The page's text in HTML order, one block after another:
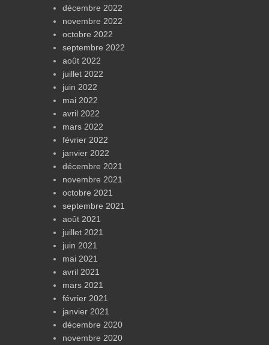
décembre 2022
novembre 2022
octobre 2022
septembre 2022
août 2022
juillet 2022
juin 2022
mai 2022
avril 2022
mars 2022
février 2022
janvier 2022
décembre 2021
novembre 2021
octobre 2021
septembre 2021
août 2021
juillet 2021
juin 2021
mai 2021
avril 2021
mars 2021
février 2021
janvier 2021
décembre 2020
novembre 2020